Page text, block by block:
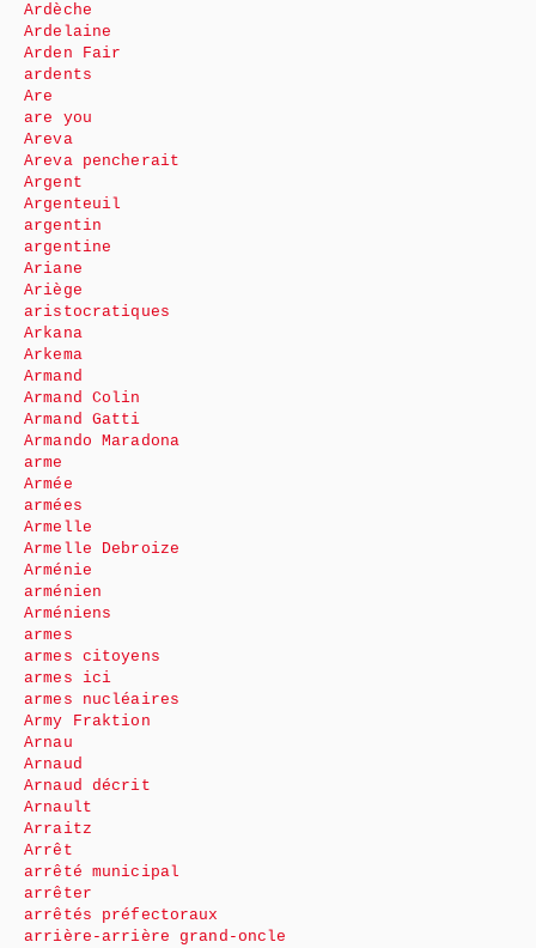
Ardèche
Ardelaine
Arden Fair
ardents
Are
are you
Areva
Areva pencherait
Argent
Argenteuil
argentin
argentine
Ariane
Ariège
aristocratiques
Arkana
Arkema
Armand
Armand Colin
Armand Gatti
Armando Maradona
arme
Armée
armées
Armelle
Armelle Debroize
Arménie
arménien
Arméniens
armes
armes citoyens
armes ici
armes nucléaires
Army Fraktion
Arnau
Arnaud
Arnaud décrit
Arnault
Arraitz
Arrêt
arrêté municipal
arrêter
arrêtés préfectoraux
arrière-arrière grand-oncle